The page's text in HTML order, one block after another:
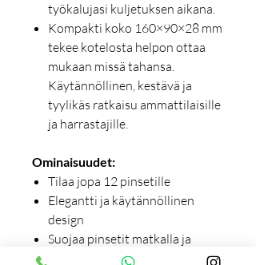
työkalujasi kuljetuksen aikana.
Kompakti koko 160×90×28 mm
tekee kotelosta helpon ottaa
mukaan missä tahansa.
Käytännöllinen, kestävä ja
tyylikäs ratkaisu ammattilaisille
ja harrastajille.
Ominaisuudet:
Tilaa jopa 12 pinsetille
Elegantti ja käytännöllinen
design
Suojaa pinsetit matkalla ja